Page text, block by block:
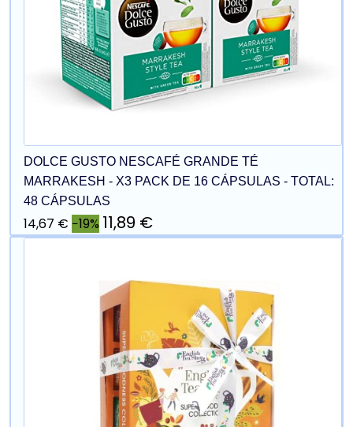
DOLCE GUSTO NESCAFÉ GRANDE TÉ
MARRAKESH - X3 PACK DE 16 CÁPSULAS - TOTAL:
48 CÁPSULAS
14,67 € −19% 11,89 €